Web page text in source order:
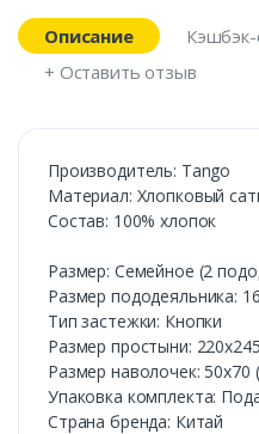
Описание
Кэшбэк-
+ Оставить отзыв
Производитель: Tango
Материал: Хлопковый
Состав: 100% хлопок
Размер: Семейное (2
Размер пододеяльника:
Тип застежки: Кнопки
Размер простыни:
Размер наволочек: 50х70
Упаковка комплекта:
Страна бренда: Китай